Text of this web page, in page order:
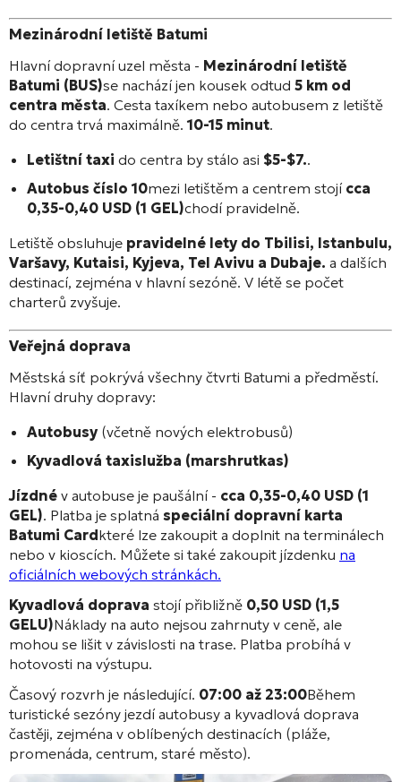
Mezinárodní letiště Batumi
Hlavní dopravní uzel města - Mezinárodní letiště
Batumi (BUS)se nachází jen kousek odtud 5 km od
centra města. Cesta taxíkem nebo autobusem z letiště
do centra trvá maximálně. 10-15 minut.
Letištní taxi do centra by stálo asi $5-$7..
Autobus číslo 10mezi letištěm a centrem stojí cca
0,35-0,40 USD (1 GEL)chodí pravidelně.
Letiště obsluhuje pravidelné lety do Tbilisi, Istanbulu,
Varšavy, Kutaisi, Kyjeva, Tel Avivu a Dubaje. a dalších
destinací, zejména v hlavní sezóně. V létě se počet
charterů zvyšuje.
Veřejná doprava
Městská síť pokrývá všechny čtvrti Batumi a předměstí.
Hlavní druhy dopravy:
Autobusy (včetně nových elektrobusů)
Kyvadlová taxislužba (marshrutkas)
Jízdné v autobuse je paušální - cca 0,35-0,40 USD (1
GEL). Platba je splatná speciální dopravní karta
Batumi Cardkteré lze zakoupit a doplnit na terminálech
nebo v kioscích. Můžete si také zakoupit jízdenku na
oficiálních webových stránkách.
Kyvadlová doprava stojí přibližně 0,50 USD (1,5
GELU)Náklady na auto nejsou zahrnuty v ceně, ale
mohou se lišit v závislosti na trase. Platba probíhá v
hotovosti na výstupu.
Časový rozvrh je následující. 07:00 až 23:00Během
turistické sezóny jezdí autobusy a kyvadlová doprava
častěji, zejména v oblíbených destinacích (pláže,
promenáda, centrum, staré město).